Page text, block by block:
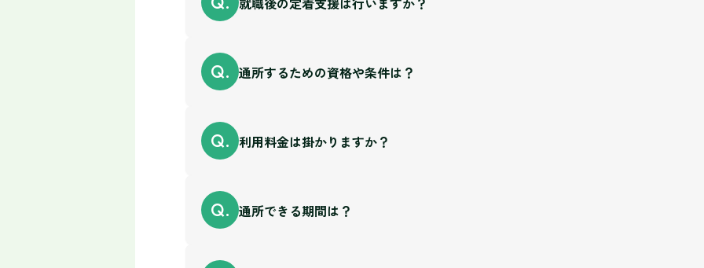
A.
就労後のご本人の状況や雇用先企業の求めに応じて、特に期間を定めずに定着支援（支
Q. 通所するための資格や条件は？
A.
ば、どこにお住まいの方でも通所いただけます。通所にはお住まいの市区町村から「障
Q. 利用料金は掛かりますか？
ほとんどの方が自己負担なしでサービスを受けられていますが、利用を希望される本人
で300万円以上600万円以下の場合は月9,300円、それを超える場合は月37,200円の自己
Q. 通所できる期間は？